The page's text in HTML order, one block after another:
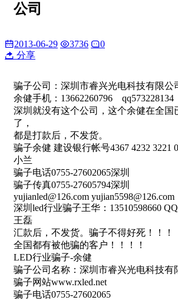
公司
2013-06-29 3736
0
分享
骗子公司：深圳市睿兴光电科技有限公
余健手机：13662260796 qq573228134
深圳就没有这个公司，这个余健在全国
了，
都是打款后，不发货。
骗子余健 建设银行帐号4367 4232 3221
小兰
骗子电话0755-27602065深圳
骗子传真0755-27605794深圳
yujianled@126.com yujian5598@126.com
深圳led行业骗子王华：13510598660
王磊
汇款后，不发货。骗子不得好死！！！
全国都有被他骗的客户！！！！
LED行业骗子-余健
骗子公司名称：深圳市睿兴光电科技有
骗子网站www.rxled.net
骗子电话0755-27602065